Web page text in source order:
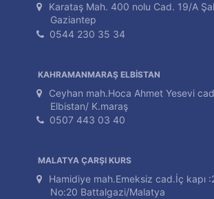
Karataş Mah. 400 nolu Cad. 19/A
Gaziantep
0544 230 35 34
KAHRAMANMARAŞ ELBİSTAN
Ceyhan mah.Hoca Ahmet Yesevi
Elbistan/ K.maraş
0507 443 03 40
MALATYA ÇARŞI KURS
Hamidiye mah.Emeksiz cad.İç kapı
No:20 Battalgazi/Malatya